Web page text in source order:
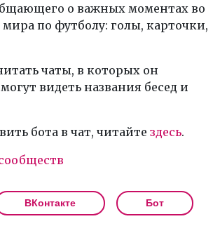
о важных моментах во
по футболу: голы, карточки,
чаты, в которых он
видеть названия бесед и
бота в чат, читайте здесь.
ВКонтакте Бот